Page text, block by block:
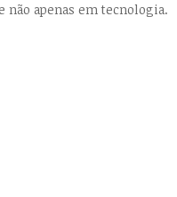
não apenas em tecnologia.